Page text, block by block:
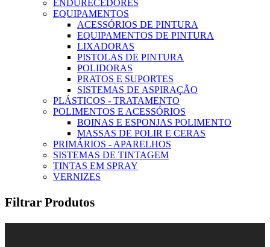
ENDURECEDORES
EQUIPAMENTOS
ACESSÓRIOS DE PINTURA
EQUIPAMENTOS DE PINTURA
LIXADORAS
PISTOLAS DE PINTURA
POLIDORAS
PRATOS E SUPORTES
SISTEMAS DE ASPIRAÇÃO
PLÁSTICOS - TRATAMENTO
POLIMENTOS E ACESSÓRIOS
BOINAS E ESPONJAS POLIMENTO
MASSAS DE POLIR E CERAS
PRIMÁRIOS - APARELHOS
SISTEMAS DE TINTAGEM
TINTAS EM SPRAY
VERNIZES
Filtrar Produtos